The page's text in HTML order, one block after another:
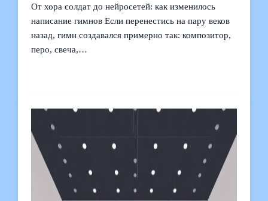
От хора солдат до нейросетей: как изменилось
написание гимнов Если перенестись на пару веков
назад, гимн создавался примерно так: композитор,
перо, свеча,…